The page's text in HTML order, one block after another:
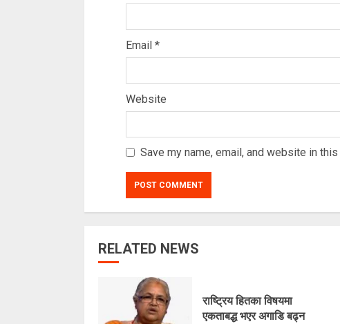
Email *
Website
Save my name, email, and website in
RELATED NEWS
राष्ट्रिय हितका विषयमा
एकताबद्ध भएर अगाडि बढ्न